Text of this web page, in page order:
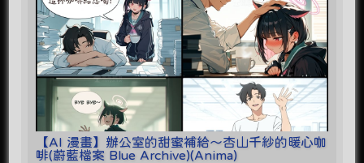
【AI 漫畫】辦公室的甜蜜補給～杏山千紗的暖心咖
啡(蔚藍檔案 Blue Archive)(Anima)